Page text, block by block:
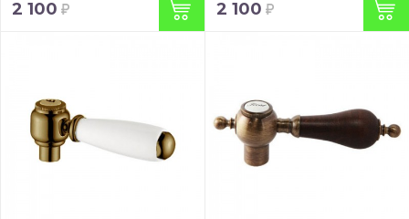
2 100 2 100